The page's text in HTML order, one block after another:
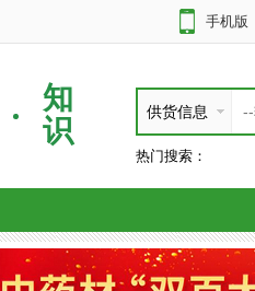
手机版
知
识
供货信息
热门搜索：